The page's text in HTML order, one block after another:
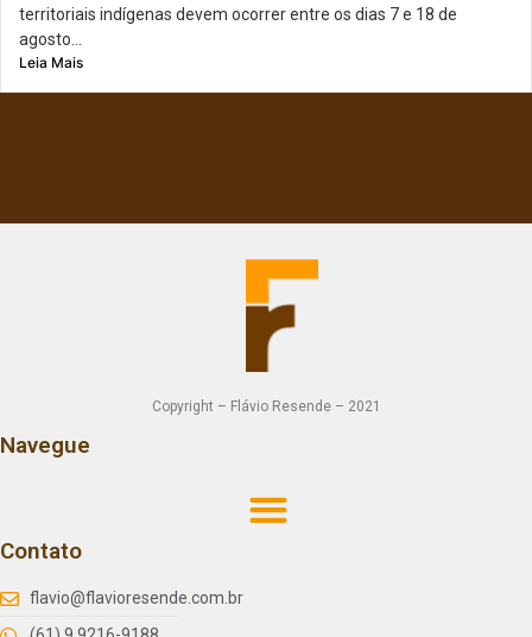
territoriais indígenas devem ocorrer entre os dias 7 e 18 de
agosto...
Leia Mais
Copyright – Flávio Resende – 2021
Navegue
Contato
flavio@flavioresende.com.br